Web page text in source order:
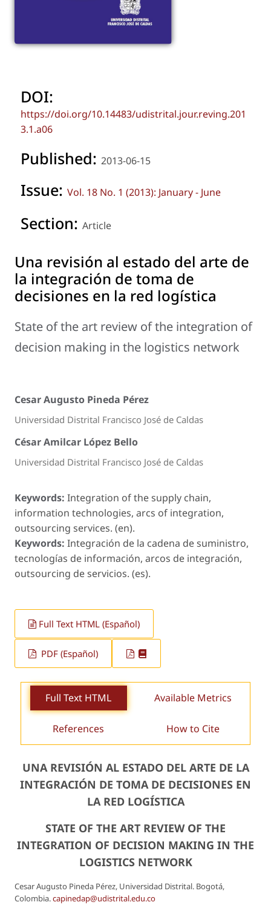
DOI:
https://doi.org/10.14483/udistrital.jour.reving.201
3.1.a06
Published: 2013-06-15
Issue: Vol. 18 No. 1 (2013): January - June
Section: Article
Una revisión al estado del arte de
la integración de toma de
decisiones en la red logística
State of the art review of the integration of
decision making in the logistics network
Cesar Augusto Pineda Pérez
Universidad Distrital Francisco José de Caldas
César Amilcar López Bello
Universidad Distrital Francisco José de Caldas
Keywords: Integration of the supply chain,
information technologies, arcs of integration,
outsourcing services. (en).
Keywords: Integración de la cadena de suministro,
tecnologías de información, arcos de integración,
outsourcing de servicios. (es).
Full Text HTML (Español)
PDF (Español)
Full Text HTML Available Metrics
References How to Cite
UNA REVISIÓN AL ESTADO DEL ARTE DE LA
INTEGRACIÓN DE TOMA DE DECISIONES EN
LA RED LOGÍSTICA
STATE OF THE ART REVIEW OF THE
INTEGRATION OF DECISION MAKING IN THE
LOGISTICS NETWORK
Cesar Augusto Pineda Pérez, Universidad Distrital. Bogotá,
Colombia.capinedap@udistrital.edu.co